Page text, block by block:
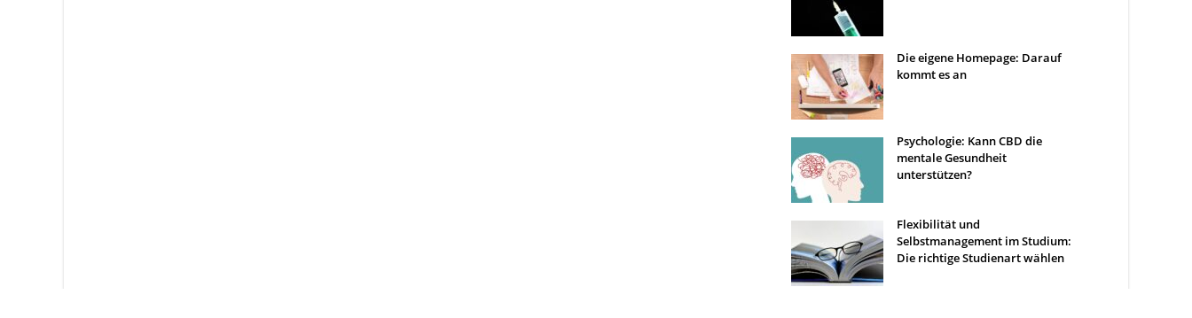
Die eigene Homepage: Darauf
kommt es an
Psychologie: Kann CBD die
mentale Gesundheit
unterstützen?
Flexibilität und
Selbstmanagement im Studium:
Die richtige Studienart wählen